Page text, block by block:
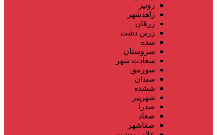
رونیز
زاهدشهر
زرقان
زرین دشت
سده
سروستان
سعادت شهر
سورمق
سیدان
ششده
شهرپیر
صدرا
صغاد
صفاشهر